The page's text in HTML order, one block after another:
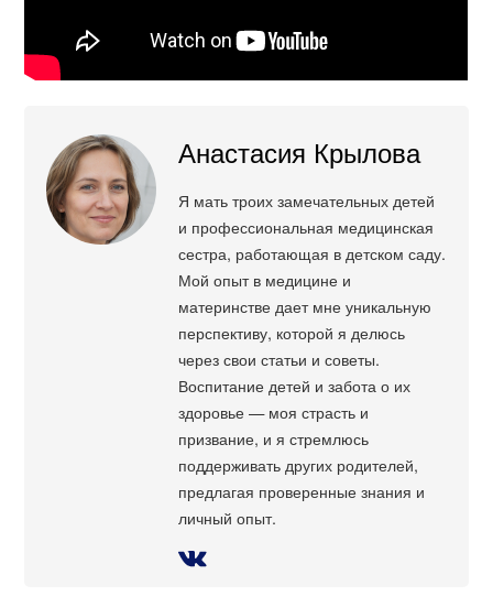
Анастасия Крылова
Я мать троих замечательных детей
и профессиональная медицинская
сестра, работающая в детском саду.
Мой опыт в медицине и
материнстве дает мне уникальную
перспективу, которой я делюсь
через свои статьи и советы.
Воспитание детей и забота о их
здоровье — моя страсть и
призвание, и я стремлюсь
поддерживать других родителей,
предлагая проверенные знания и
личный опыт.